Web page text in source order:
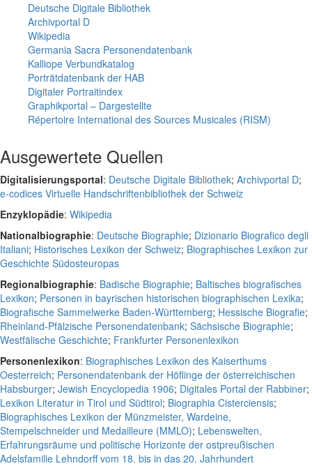
Deutsche Digitale Bibliothek
Archivportal D
Wikipedia
Germania Sacra Personendatenbank
Kalliope Verbundkatalog
Porträtdatenbank der HAB
Digitaler Portraitindex
Graphikportal – Dargestellte
Répertoire International des Sources Musicales (RISM)
Ausgewertete Quellen
Digitalisierungsportal: Deutsche Digitale Bibliothek; Archivportal D;
e-codices Virtuelle Handschriftenbibliothek der Schweiz
Enzyklopädie: Wikipedia
Nationalbiographie: Deutsche Biographie; Dizionario Biografico degli
Italiani; Historisches Lexikon der Schweiz; Biographisches Lexikon zur
Geschichte Südosteuropas
Regionalbiographie: Badische Biographie; Baltisches biografisches
Lexikon; Personen in bayrischen historischen biographischen Lexika;
Biografische Sammelwerke Baden-Württemberg; Hessische Biografie;
Rheinland-Pfälzische Personendatenbank; Sächsische Biographie;
Westfälische Geschichte; Frankfurter Personenlexikon
Personenlexikon: Biographisches Lexikon des Kaiserthums
Oesterreich; Personendatenbank der Höflinge der österreichischen
Habsburger; Jewish Encyclopedia 1906; Digitales Portal der Rabbiner;
Lexikon Literatur in Tirol und Südtirol; Biographia Cisterciensis;
Biographisches Lexikon der Münzmeister, Wardeine,
Stempelschneider und Medailleure (MMLO); Lebenswelten,
Erfahrungsräume und politische Horizonte der ostpreußischen
Adelsfamilie Lehndorff vom 18. bis in das 20. Jahrhundert